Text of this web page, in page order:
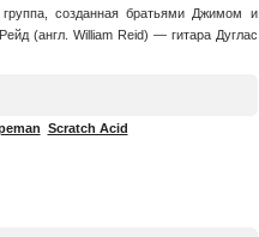
созданная братьями Джимом и
(англ. William Reid) — гитара Дуглас
Scratch Acid